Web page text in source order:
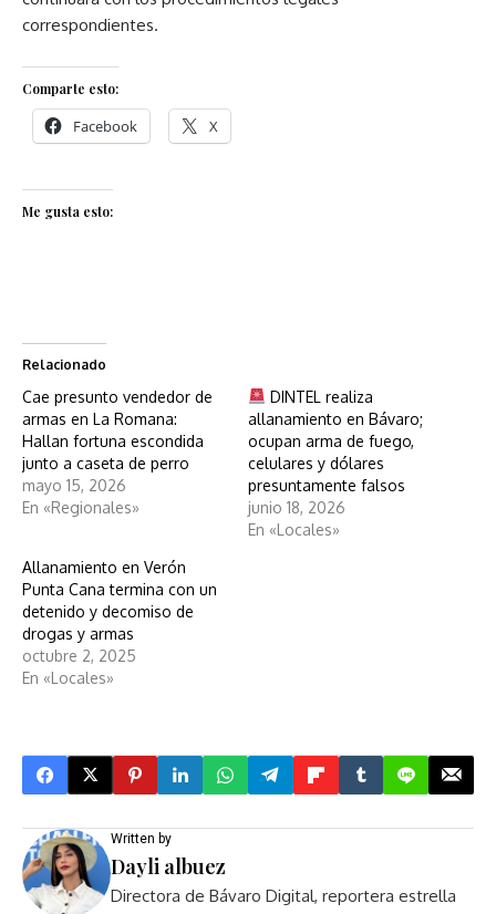
correspondientes.
Comparte esto:
Facebook X
Me gusta esto:
Relacionado
Cae presunto vendedor de
armas en La Romana:
Hallan fortuna escondida
junto a caseta de perro
mayo 15, 2026
En «Regionales»
DINTEL realiza
allanamiento en Bávaro;
ocupan arma de fuego,
celulares y dólares
presuntamente falsos
junio 18, 2026
En «Locales»
Allanamiento en Verón
Punta Cana termina con un
detenido y decomiso de
drogas y armas
octubre 2, 2025
En «Locales»
Written by
Dayli albuez
Directora de Bávaro Digital, reportera estrella